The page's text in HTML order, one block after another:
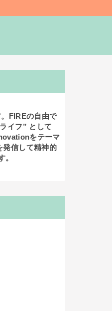
FIREの自由で
イフ” として
をテーマ
発信して精神的
。